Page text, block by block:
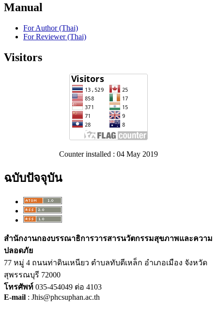
Manual
For Author (Thai)
For Reviewer (Thai)
Visitors
Counter installed : 04 May 2019
ฉบับปัจจุบัน
สำนักงานกองบรรณาธิการวารสารนวัตกรรมสุขภาพและความ
ปลอดภัย
77 หมู่ 4 ถนนท่าดินเหนียว ตำบลทับตีเหล็ก อำเภอเมือง จังหวัด
สุพรรณบุรี 72000
โทรศัพท์ 035-454049 ต่อ 4103
E-mail : Jhis@phcsuphan.ac.th